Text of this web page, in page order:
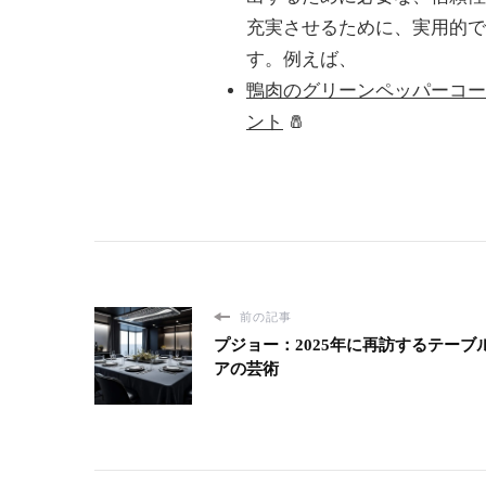
充実させるために、実用的
す。例えば、
鴨肉のグリーンペッパーコ
ント 🧂
前の記事
プジョー：2025年に再訪するテーブ
アの芸術